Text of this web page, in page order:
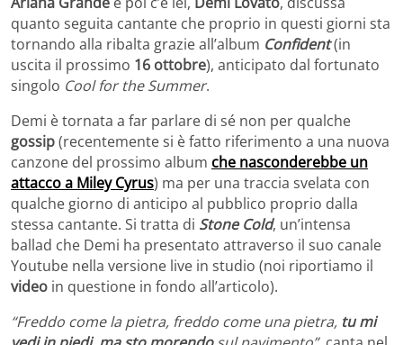
quanto seguita cantante che proprio in questi giorni sta
tornando alla ribalta grazie all’album Confident(in
uscita il prossimo 16 ottobre), anticipato dal fortunato
singolo Cool for the Summer.
Demi è tornata a far parlare di sé non per qualche
gossip(recentemente si è fatto riferimento a una nuova
canzone del prossimo album che nasconderebbe un
attacco a Miley Cyrus) ma per una traccia svelata con
qualche giorno di anticipo al pubblico proprio dalla
stessa cantante. Si tratta di Stone Cold, un’intensa
ballad che Demi ha presentato attraverso il suo canale
Youtube nella versione live in studio (noi riportiamo il
video in questione in fondo all’articolo).
“Freddo come la pietra, freddo come una pietra, tu mi